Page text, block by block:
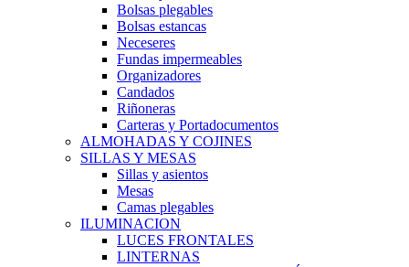
Bolsas plegables
Bolsas estancas
Neceseres
Fundas impermeables
Organizadores
Candados
Riñoneras
Carteras y Portadocumentos
ALMOHADAS Y COJINES
SILLAS Y MESAS
Sillas y asientos
Mesas
Camas plegables
ILUMINACION
LUCES FRONTALES
LINTERNAS